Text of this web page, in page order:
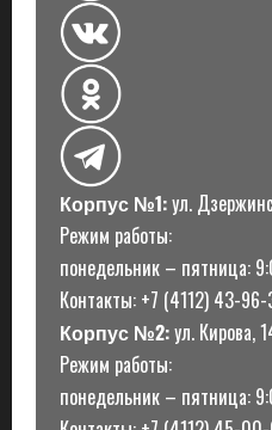
Корпус №1:ул.
Режим работы:
понедельник – пятница:
Контакты: +7 (4112) 43-
Корпус №2:ул. Кирова,
Режим работы:
понедельник – пятница: